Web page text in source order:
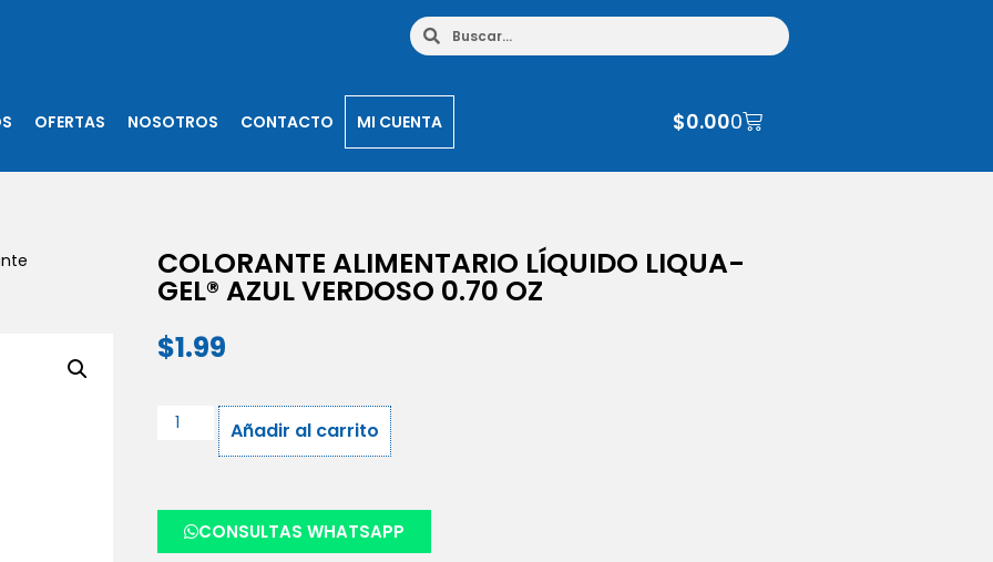
OFERTAS NOSOTROS CONTACTO MI CUENTA $0.000
COLORANTE ALIMENTARIO LÍQUIDO LIQUA-
GEL® AZUL VERDOSO 0.70 OZ
$1.99
Añadir al carrito
CONSULTAS WHATSAPP